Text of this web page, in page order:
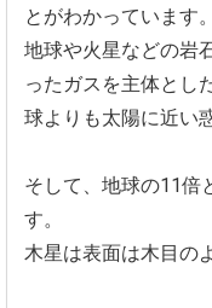
とがわかっています。
地球や火星などの岩
ったガスを主体とし
球よりも太陽に近い
そして、地球の11倍
す。
木星は表面は木目の